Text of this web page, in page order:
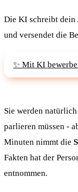
Die KI schreibt dein
und versendet die
✨ Mit KI
Sie werden
parlieren müssen -
Minuten nimmt die
Fakten hat der
entnommen.